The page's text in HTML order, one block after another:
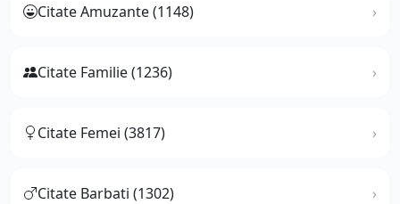
Citate Amuzante (1148)
Citate Familie (1236)
Citate Femei (3817)
Citate Barbati (1302)